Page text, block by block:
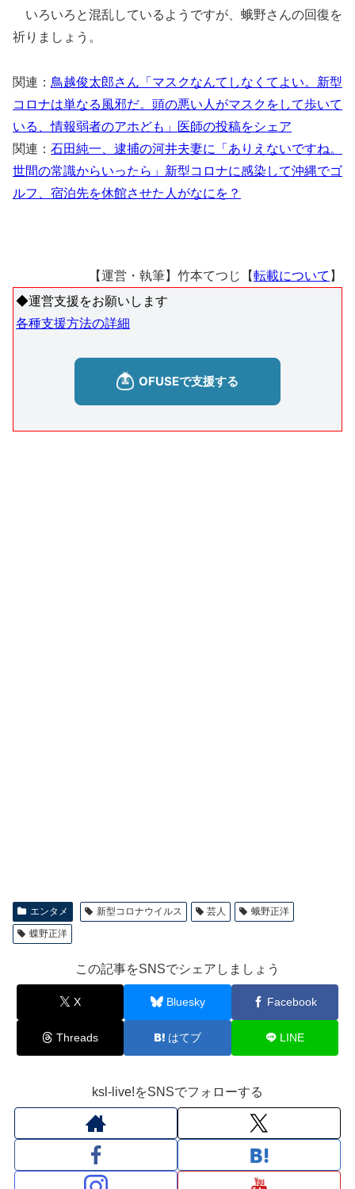
いろいろと混乱しているようですが、蛾野さんの回復を
祈りましょう。
関連： 鳥越俊太郎さん「マスクなんてしなくてよい。新型
コロナは単なる風邪だ。頭の悪い人がマスクをして歩いて
いる、情報弱者のアホども」医師の投稿をシェア
関連： 石田純一、逮捕の河井夫妻に「ありえないですね。
世間の常識からいったら」新型コロナに感染して沖縄でゴ
ルフ、宿泊先を休館させた人がなにを？
【運営・執筆】竹本てつじ【転載について 】
◆運営支援をお願いします
各種支援方法の詳細
エンタメ 新型コロナウイルス 芸人
蛾野正洋
蝶野正洋
この記事をSNSでシェアしましょう
X Bluesky Facebook
Threads はてブ LINE
ksl-live!をSNSでフォローする